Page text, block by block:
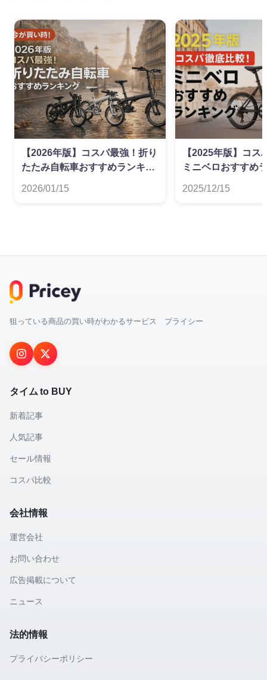
【2026年版】コスパ最強！折り
たたみ自転車おすすめランキン
2026/01/15
【2025年版】コス
ミニベロおすすめ
2025/12/15
狙っている商品の買い時がわかるサービス プライシー
タイム to BUY
新着記事
人気記事
セール情報
コスパ比較
会社情報
運営会社
お問い合わせ
広告掲載について
ニュース
法的情報
プライバシーポリシー